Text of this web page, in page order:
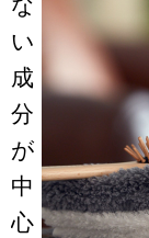
い
成
分
が
中
心